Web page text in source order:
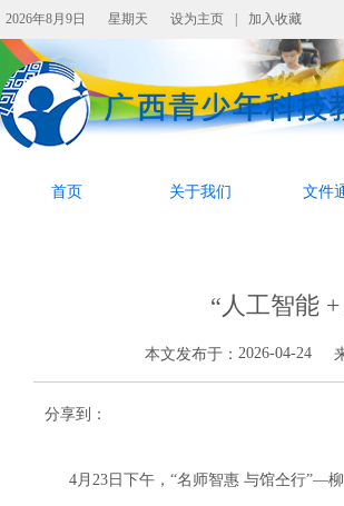
2026年8月9日 星期天 设为主页 加入收藏
首页 关于我们 文件
“人工智能
本文发布于： 2026-04-24
分享到：
4月23日下午，“名师智惠 与馆仝行”—柳